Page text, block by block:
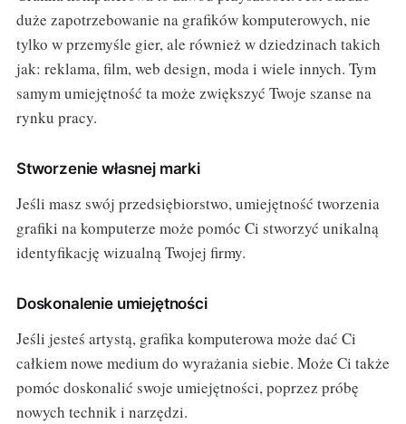
duże zapotrzebowanie na grafików komputerowych, nie
tylko w przemyśle gier, ale również w dziedzinach takich
jak: reklama, film, web design, moda i wiele innych. Tym
samym umiejętność ta może zwiększyć Twoje szanse na
rynku pracy.
Stworzenie własnej marki
Jeśli masz swój przedsiębiorstwo, umiejętność tworzenia
grafiki na komputerze może pomóc Ci stworzyć unikalną
identyfikację wizualną Twojej firmy.
Doskonalenie umiejętności
Jeśli jesteś artystą, grafika komputerowa może dać Ci
całkiem nowe medium do wyrażania siebie. Może Ci także
pomóc doskonalić swoje umiejętności, poprzez próbę
nowych technik i narzędzi.